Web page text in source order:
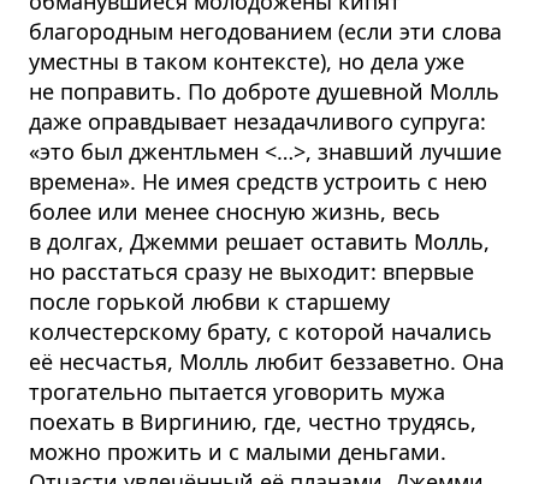
благородным негодованием (если эти слова
уместны в таком контексте), но дела уже
не поправить. По доброте душевной Молль
даже оправдывает незадачливого супруга:
«это был джентльмен <…>, знавший лучшие
времена». Не имея средств устроить с нею
более или менее сносную жизнь, весь
в долгах, Джемми решает оставить Молль,
но расстаться сразу не выходит: впервые
после горькой любви к старшему
колчестерскому брату, с которой начались
её несчастья, Молль любит беззаветно. Она
трогательно пытается уговорить мужа
поехать в Виргинию, где, честно трудясь,
можно прожить и с малыми деньгами.